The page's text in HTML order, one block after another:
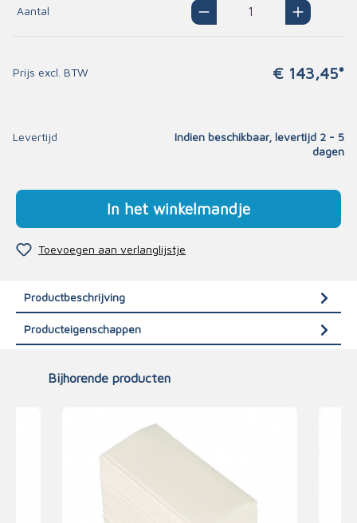
Aantal
Prijs excl. BTW € 143,45*
Levertijd
Indien beschikbaar, levertijd 2 - 5
dagen
In het winkelmandje
Toevoegen aan verlanglijstje
Productbeschrijving
Producteigenschappen
Bijhorende producten